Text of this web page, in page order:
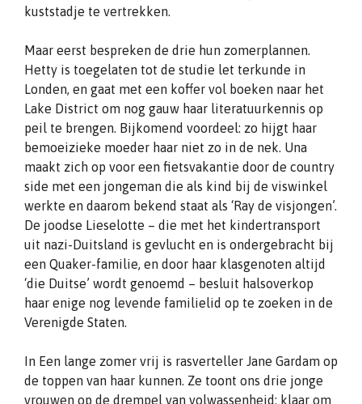
kuststadje te vertrekken.
Maar eerst bespreken de drie hun zomerplannen.
Hetty is toegelaten tot de studie let terkunde in
Londen, en gaat met een koffer vol boeken naar het
Lake District om nog gauw haar literatuurkennis op
peil te brengen. Bijkomend voordeel: zo hijgt haar
bemoeizieke moeder haar niet zo in de nek. Una
maakt zich op voor een fietsvakantie door de country
side met een jongeman die als kind bij de viswinkel
werkte en daarom bekend staat als ‘Ray de visjongen’.
De joodse Lieselotte – die met het kindertransport
uit nazi-Duitsland is gevlucht en is ondergebracht bij
een Quaker-familie, en door haar klasgenoten altijd
‘die Duitse’ wordt genoemd – besluit halsoverkop
haar enige nog levende familielid op te zoeken in de
Verenigde Staten.
In Een lange zomer vrij is rasverteller Jane Gardam op
de toppen van haar kunnen. Ze toont ons drie jonge
vrouwen op de drempel van volwassenheid: klaar om